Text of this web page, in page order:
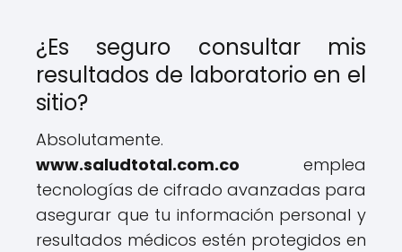
¿Es seguro consultar mis
resultados de laboratorio en el
sitio?
Absolutamente.
www.saludtotal.com.co emplea
tecnologías de cifrado avanzadas para
asegurar que tu información personal y
resultados médicos estén protegidos en